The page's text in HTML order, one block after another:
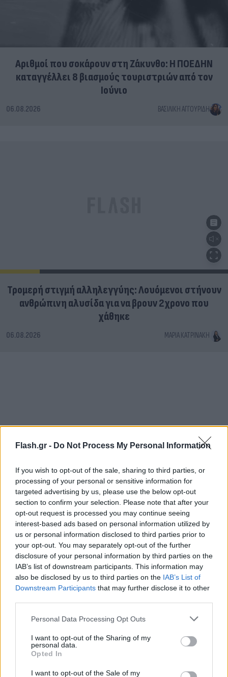
Flash.gr - Do Not Process My Personal Information
If you wish to opt-out of the sale, sharing to third parties, or
processing of your personal or sensitive information for
targeted advertising by us, please use the below opt-out
section to confirm your selection. Please note that after your
opt-out request is processed you may continue seeing
interest-based ads based on personal information utilized by
us or personal information disclosed to third parties prior to
your opt-out. You may separately opt-out of the further
disclosure of your personal information by third parties on the
IAB’s list of downstream participants. This information may
also be disclosed by us to third parties on the IAB’s List of
Downstream Participants that may further disclose it to other
Please note that this website/app uses one or more Google
not limited to your visit or usage behaviour. You may click to
grant or deny consent to Google and its third-party tags to
use your data for below specified purposes in below Google
consent section.
Personal Data Processing Opt Outs
I want to opt-out of the Sharing of my
personal data.
Opted In
I want to opt-out of the Sale of my
Αριθμοί που σοκάρουν στη Ζάκυνθο: Η ΠΟΕΔΗΝ
καταγγέλλει 8 βιασμούς τουριστριών από τον
Ιούνιο
06.08.2026 ΒΑΣΙΛΙΚΉ ΑΓΓΟΥΡΊΔΗ
Τρομερή στιγμή αλληλεγγύης: Λουόμενοι στήνουν
ανθρώπινη αλυσίδα για να βρουν 2χρονο που
χάθηκε
06.08.2026 ΜΑΡΊΑ ΚΑΤΡΙΝΆΚΗ